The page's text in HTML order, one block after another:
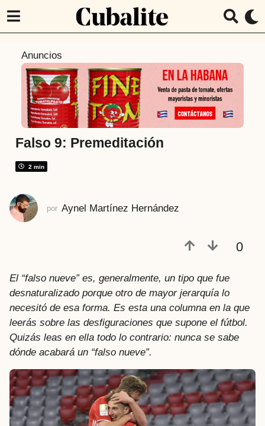
t
á
5
a
a
s
Anuncios
Falso 9: Premeditación
2 min
por Aynel Martínez Hernández
0
El “falso nueve” es, generalmente, un tipo que fue
desnaturalizado porque otro de mayor jerarquía lo
necesitó de esa forma. Es esta una columna en la que
leerás sobre las desfiguraciones que supone el fútbol.
Quizás leas en ella todo lo contrario: nunca se sabe
dónde acabará un “falso nueve”.